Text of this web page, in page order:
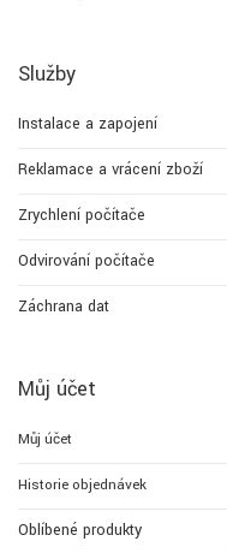
Služby
Instalace a zapojení
Reklamace a vrácení zboží
Zrychlení počítače
Odvirování počítače
Záchrana dat
Můj účet
Můj účet
Historie objednávek
Oblíbené produkty